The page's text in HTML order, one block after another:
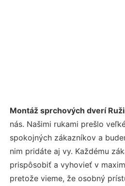
Montáž sprchových dverí
nás. Našimi rukami prešlo
spokojných zákazníkov a
nim pridáte aj vy. Každému
prispôsobiť a vyhovieť v
pretože vieme, že osobný